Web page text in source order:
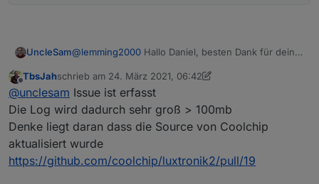
UncleSam@lemming2000 Hallo Daniel, besten Dank für dein
GitHubzu erfassen? Kannst du auch auf Deutsch
machen, wenn's dir einfacher geht. So kann ich
Bugs besser tracken als wenn ich hier im Forum die
Fehler zusammensuchen muss.
Offline
TbsJahschrieb am 24. März 2021, 06:42
zuletzt editiert von TbsJah
@unclesam Issue ist erfasst
Die Log wird dadurch sehr groß > 100mb
Denke liegt daran dass die Source von Coolchip
aktualisiert wurde
https://github.com/coolchip/luxtronik2/pull/19